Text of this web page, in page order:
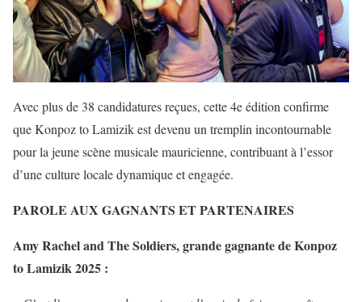
Avec plus de 38 candidatures reçues, cette 4e édition confirme
que Konpoz to Lamizik est devenu un tremplin incontournable
pour la jeune scène musicale mauricienne, contribuant à l’essor
d’une culture locale dynamique et engagée.
PAROLE AUX GAGNANTS ET PARTENAIRES
Amy Rachel and The Soldiers, grande gagnante de Konpoz
to Lamizik 2025 :